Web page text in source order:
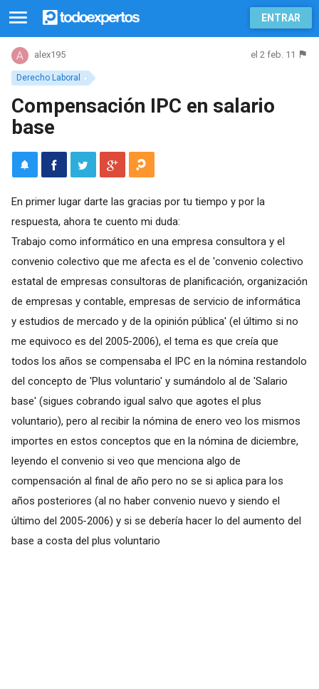
ENTRAR
Derecho Laboral
alex195 el 2 feb. 11
Compensación IPC en salario
base
En primer lugar darte las gracias por tu tiempo y por la
respuesta, ahora te cuento mi duda:
Trabajo como informático en una empresa consultora y el
convenio colectivo que me afecta es el de 'convenio colectivo
estatal de empresas consultoras de planificación, organización
de empresas y contable, empresas de servicio de informática
y estudios de mercado y de la opinión pública' (el último si no
me equivoco es del 2005-2006), el tema es que creía que
todos los años se compensaba el IPC en la nómina restandolo
del concepto de 'Plus voluntario' y sumándolo al de 'Salario
base' (sigues cobrando igual salvo que agotes el plus
voluntario), pero al recibir la nómina de enero veo los mismos
importes en estos conceptos que en la nómina de diciembre,
leyendo el convenio si veo que menciona algo de
compensación al final de año pero no se si aplica para los
años posteriores (al no haber convenio nuevo y siendo el
último del 2005-2006) y si se debería hacer lo del aumento del
base a costa del plus voluntario